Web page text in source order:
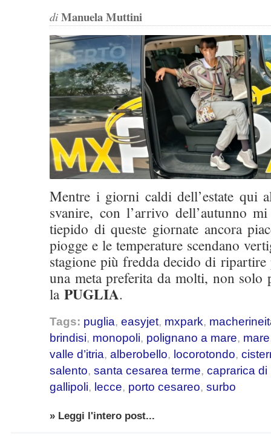
di Manuela Muttini
Mentre i giorni caldi dell’estate qui
svanire, con l’arrivo dell’autunno
tiepido di queste giornate ancora
piogge e le temperature scendano
stagione più fredda decido di
una meta preferita da molti, non solo
la PUGLIA.
Tags: puglia, easyjet, mxpark,
brindisi, monopoli, polignano a mare, mare
valle d’itria, alberobello, locorotondo,
salento, santa cesarea terme, caprarica di
gallipoli, lecce, porto cesareo, surbo
» Leggi l'intero post...